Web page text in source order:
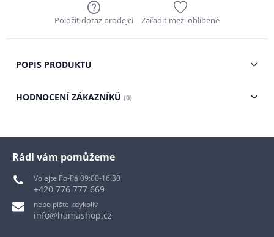
Položit dotaz prodejci Zařadit mezi oblíbené
POPIS PRODUKTU
HODNOCENÍ ZÁKAZNÍKŮ (0)
Rádi vám pomůžeme
Volejte Po-Pá 09:00-16:30
+420 776 777 669
nebo pište kdykoliv
info@hamashop.cz